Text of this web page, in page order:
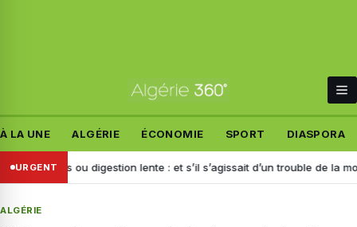
À LA UNE ALGÉRIE ÉCONOMIE SPORT DIASPORA
URGENT
ou digestion lente : et s’il s’agissait d’un trouble de la motilité ?
ALGÉRIE